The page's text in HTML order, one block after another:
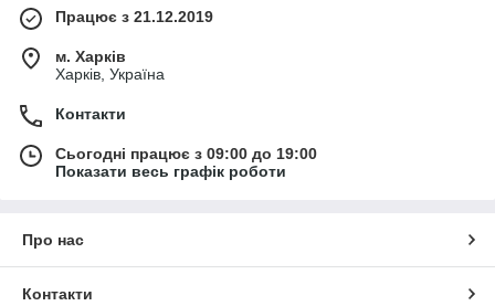
Працює з 21.12.2019
м. Харків
Харків, Україна
Контакти
Сьогодні працює з 09:00 до 19:00
Показати весь графік роботи
Про нас
Контакти